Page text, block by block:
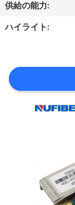
工
行
供給の能力:
ハイライト: